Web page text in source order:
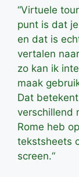
“Virtuele
punt is dat
en dat is
vertalen
zo kan ik
maak
Dat
verschillend
Rome heb
tekstsheets
screen.“